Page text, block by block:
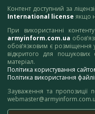
Контент доступний за
International license якщо
При використанні
armyinform.com.ua
обов’язковим є розміщення
відкритого для
матеріал.
Політика користування
Політика використання
Зауваження та пропозиції